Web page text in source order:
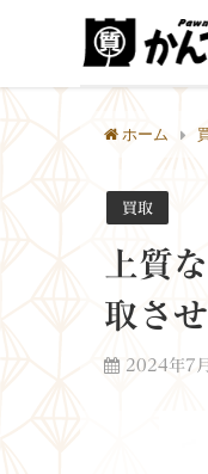
ホーム
買取
上質
取さ
2024年7